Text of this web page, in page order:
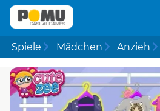
Spiele Mädchen Anzieh